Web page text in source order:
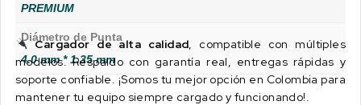
PREMIUM
Diámetro de Punta
4.0 mm * 1.35 mm
Cargador de alta calidad, compatible con múltiples
modelos. Respaldo con garantía real, entregas rápidas y
soporte confiable. ¡Somos tu mejor opción en Colombia para
mantener tu equipo siempre cargado y funcionando!.